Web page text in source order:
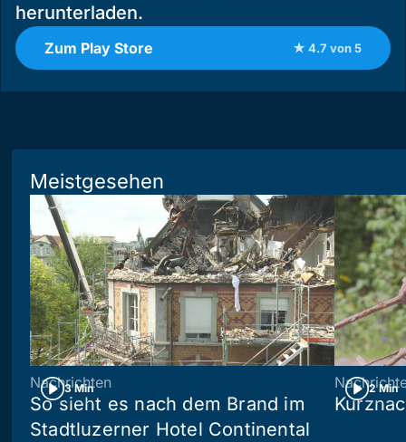
herunterladen.
Zum Play Store ★ 4.7 von 5
Meistgesehen
3 Min
Nachrichten
So sieht es nach dem Brand im
Stadtluzerner Hotel Continental
2 Min